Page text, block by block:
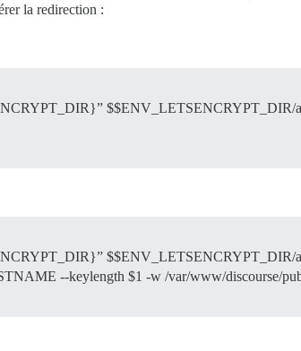
la redirection :
$$ENV_LETSENCRYPT_DIR/
$$ENV_LETSENCRYPT_DIR/
--keylength $1 -w /var/www/discourse/